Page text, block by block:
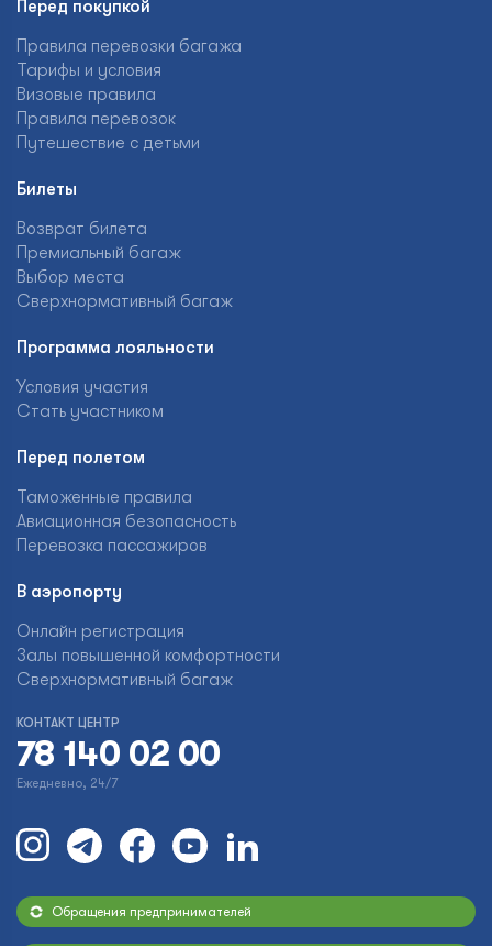
Перед покупкой
Правила перевозки багажа
Тарифы и условия
Визовые правила
Правила перевозок
Путешествие с детьми
Билеты
Возврат билета
Премиальный багаж
Выбор места
Сверхнормативный багаж
Программа лояльности
Условия участия
Стать участником
Перед полетом
Таможенные правила
Авиационная безопасность
Перевозка пассажиров
В аэропорту
Онлайн регистрация
Залы повышенной комфортности
Сверхнормативный багаж
КОНТАКТ ЦЕНТР
78 140 02 00
Ежедневно, 24/7
Обращения предпринимателей